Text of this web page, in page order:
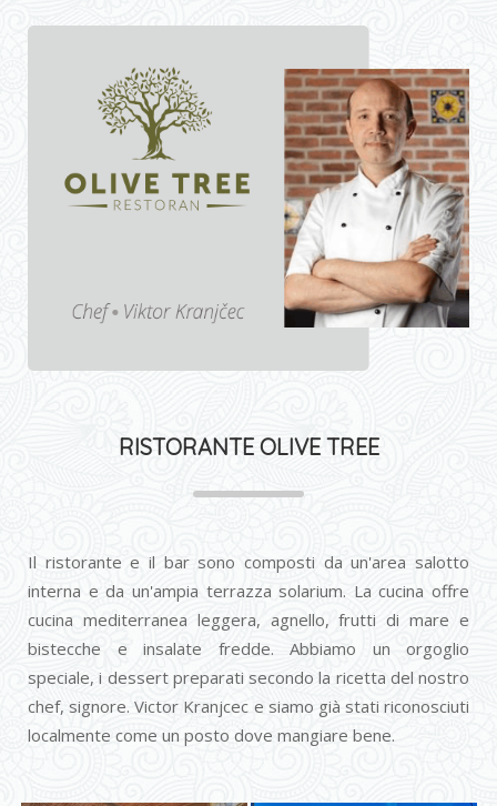
RISTORANTE OLIVE TREE
Il ristorante e il bar sono composti da un'area salotto
interna e da un'ampia terrazza solarium. La cucina offre
cucina mediterranea leggera, agnello, frutti di mare e
bistecche e insalate fredde. Abbiamo un orgoglio
speciale, i dessert preparati secondo la ricetta del nostro
chef, signore. Victor Kranjcec e siamo già stati riconosciuti
localmente come un posto dove mangiare bene.